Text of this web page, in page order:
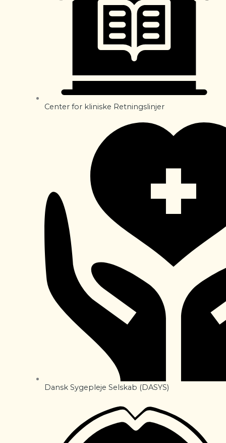
Center for kliniske Retningslinjer
Dansk Sygepleje Selskab (DASYS)